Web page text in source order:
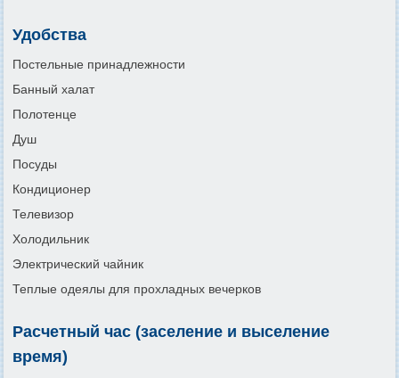
Удобства
Постельные принадлежности
Банный халат
Полотенце
Душ
Посуды
Кондиционер
Телевизор
Холодильник
Электрический чайник
Теплые одеялы для прохладных вечерков
Расчетный час (заселение и выселение
время)